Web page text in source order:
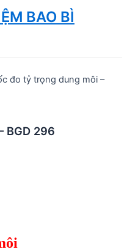
BAO BÌ
đo tỷ trọng dung môi –
BGD 296